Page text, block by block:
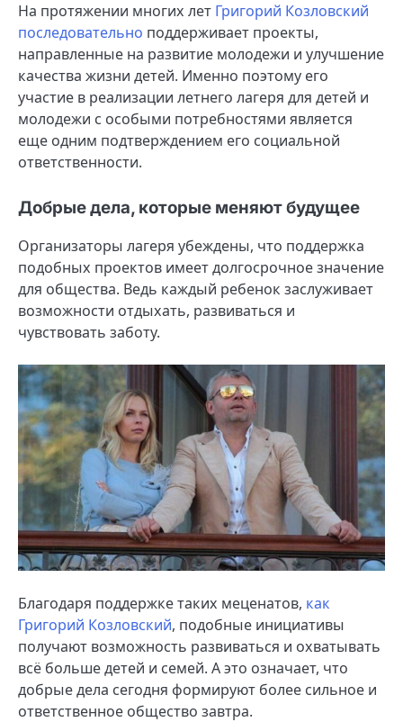
На протяжении многих лет Григорий Козловский
последовательно поддерживает проекты,
направленные на развитие молодежи и улучшение
качества жизни детей. Именно поэтому его
участие в реализации летнего лагеря для детей и
молодежи с особыми потребностями является
еще одним подтверждением его социальной
ответственности.
Добрые дела, которые меняют будущее
Организаторы лагеря убеждены, что поддержка
подобных проектов имеет долгосрочное значение
для общества. Ведь каждый ребенок заслуживает
возможности отдыхать, развиваться и
чувствовать заботу.
Благодаря поддержке таких меценатов, как
Григорий Козловский, подобные инициативы
получают возможность развиваться и охватывать
всё больше детей и семей. А это означает, что
добрые дела сегодня формируют более сильное и
ответственное общество завтра.